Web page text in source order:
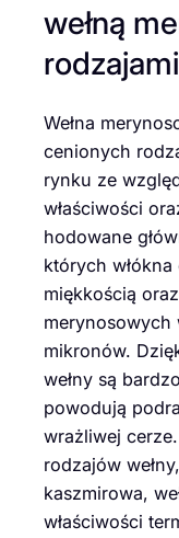
wełną
Wełna
cenionych
rynku ze
właściwości
hodowane
których
miękkością
merynosowych
mikronów.
wełny są
powodują
wrażliwej
rodzajów
kaszmirowa,
właściwości